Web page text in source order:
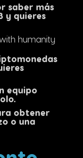
saber más
y quieres
humanity
equipo
obtener
o una